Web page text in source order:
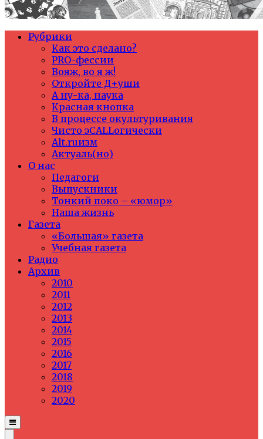
Рубрики
Как это сделано?
PRO-фессии
Вояж, во я ж!
Откройте Д+уши
А ну-ка, наука
Красная кнопка
В процессе окультуривания
Чисто эCALLогически
Alt.ruизм
Актуаль(но)
О нас
Педагоги
Выпускники
Тонкий поко – «юмор»
Наша жизнь
Газета
«Большая» газета
Учебная газета
Радио
Архив
2010
2011
2012
2013
2014
2015
2016
2017
2018
2019
2020